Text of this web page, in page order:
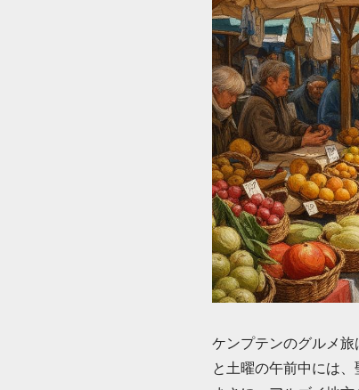
ケンプテンのグルメ
と土曜の午前中には